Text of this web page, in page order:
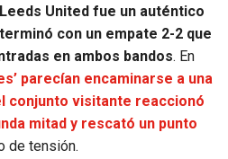
United fue un auténtico
con un empate 2-2 que
en ambos bandos. En
parecían encaminarse a una
conjunto visitante reaccionó
mitad y rescató un punto
de tensión.